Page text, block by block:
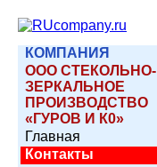
КОМПАНИЯ
ООО СТЕКОЛЬНО-
ЗЕРКАЛЬНОЕ
ПРОИЗВОДСТВО
«ГУРОВ И К0»
Главная
Контакты